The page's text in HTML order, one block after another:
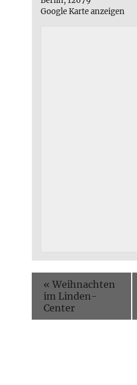
Google Karte anzeigen
« Weihnachten
im Linden-
Center